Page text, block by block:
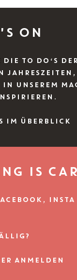
ON
DIE TO DO‘S DER
JAHRESZEITEN,
IN UNSEREM
IM ÜBERBLICK
IS
INSTA
ANMELDEN